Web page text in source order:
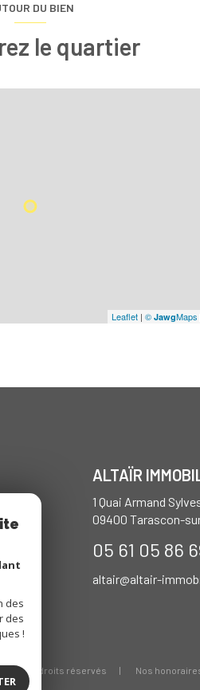
DU BIEN
le quartier
Leaflet | © JawgMaps
ALTAÏR
1 Quai Armand
09400 Tarascon-
05 61 05 86
altair@altair-
| Tous droits réservés Nos
des
des
!